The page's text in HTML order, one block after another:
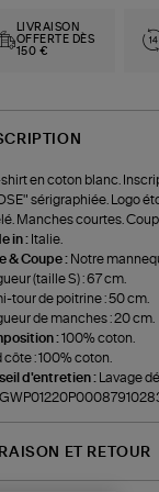
LIVRAISON
OFFERTE DÈS
150 €
en coton blanc.
sérigraphiée. Logo
Manches courtes.
in : Italie.
& Coupe : Notre
(taille S) : 67 cm.
tour de poitrine : 50 cm.
de manches : 20 cm.
:100% coton.
côte : 100% coton.
d'entretien :
Lavage
ET RETOUR